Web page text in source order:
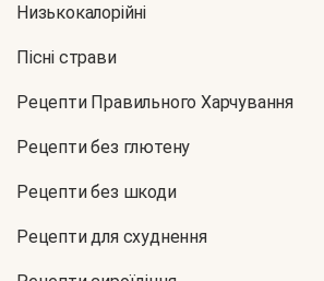
Низькокалорійні
Пісні страви
Рецепти Правильного Харчування
Рецепти без глютену
Рецепти без шкоди
Рецепти для схуднення